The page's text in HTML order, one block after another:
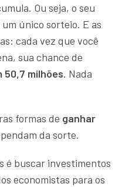
Ou seja, o seu
único sorteio. E as
cada vez que você
sua chance de
50,7 milhões. Nada
formas de ganhar
da sorte.
é buscar investimentos
economistas para os